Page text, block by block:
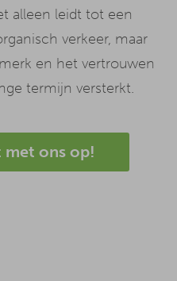
alleen leidt tot een
verkeer, maar
en het vertrouwen
termijn versterkt.
met ons op!